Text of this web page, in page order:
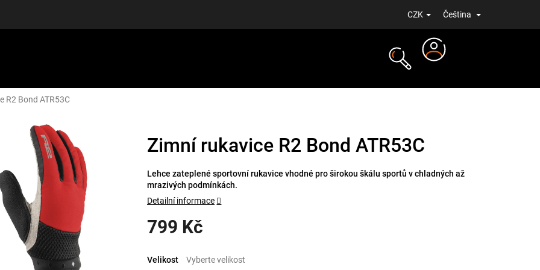
CZK Čeština
R2 Bond ATR53C
Zimní rukavice R2 Bond ATR53C
799 Kč
cena:
Velikost
Lehce zateplené sportovní rukavice vhodné pro širokou škálu sportů v chladných až
mrazivých podmínkách.
Detailní informace